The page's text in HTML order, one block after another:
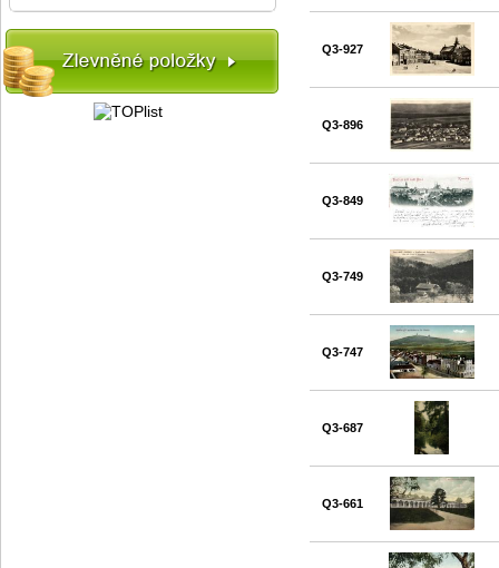
Q3-927
Q3-896
Q3-849
Q3-749
Q3-747
Q3-687
Q3-661